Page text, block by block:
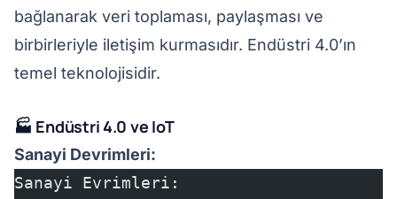
bağlanarak veri toplaması, paylaşması ve
birbirleriyle iletişim kurmasıdır. Endüstri 4.0’ın
temel teknolojisidir.
🏭 Endüstri 4.0 ve IoT
Sanayi Devrimleri:
Sanayi Evrimleri: